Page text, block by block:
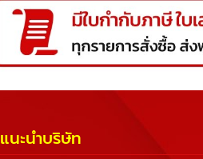
แนะนำบริษัท